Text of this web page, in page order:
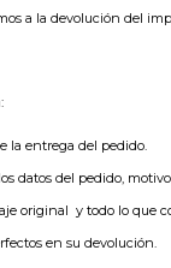
a la devolución del
la entrega del pedido.
datos del pedido,
original y todo lo que
en su devolución.